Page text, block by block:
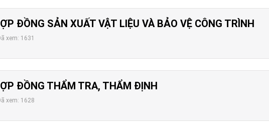
ĐỒNG SẢN XUẤT VẬT LIỆU VÀ BẢO VỆ CÔNG TRÌNH
xem: 1631
ĐỒNG THẨM TRA, THẨM ĐỊNH
xem: 1628